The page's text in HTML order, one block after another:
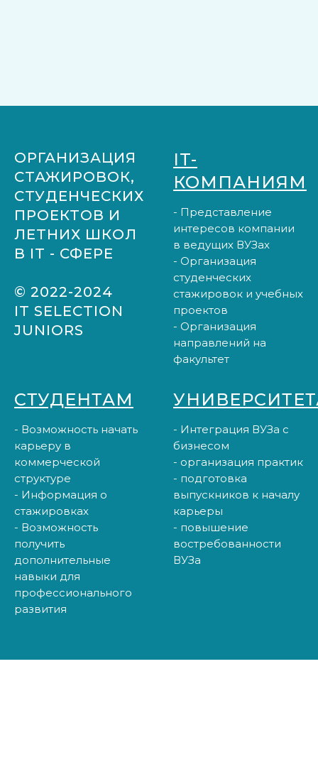
ОРГАНИЗАЦИЯ
СТАЖИРОВОК,
СТУДЕНЧЕСКИХ
ПРОЕКТОВ И
ЛЕТНИХ ШКОЛ
В IT - СФЕРЕ
© 2022-2024
IT SELECTION
JUNIORS
IT-
КОМПАНИЯМ
- Представление
интересов компании
в ведущих ВУЗах
- Организация
студенческих
стажировок и учебных
проектов
- Организация
направлений на
факультет
СТУДЕНТАМ
- Возможность начать
карьеру в
коммерческой
структуре
- Информация о
стажировках
- Возможность
получить
дополнительные
навыки для
профессионального
развития
- Интеграция ВУЗа с
бизнесом
- организация практик
- подготовка
выпускников к началу
карьеры
- повышение
востребованности
ВУЗа